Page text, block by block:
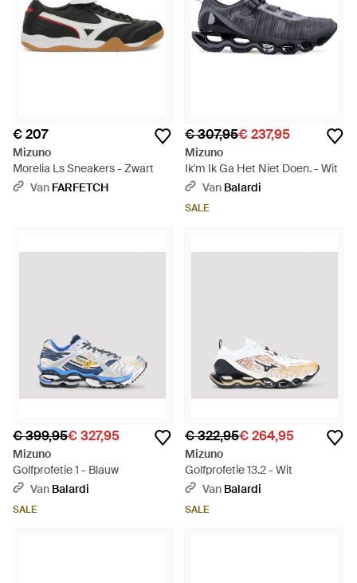
€ 207
Mizuno
Morelia Ls Sneakers - Zwart
Van FARFETCH
€ 307,95€ 237,95
Mizuno
Ik'm Ik Ga Het Niet Doen. - Wit
Van Balardi
SALE
€ 399,95€ 327,95
Mizuno
Golfprofetie 1 - Blauw
Van Balardi
SALE
€ 322,95€ 264,95
Mizuno
Golfprofetie 13.2 - Wit
Van Balardi
SALE